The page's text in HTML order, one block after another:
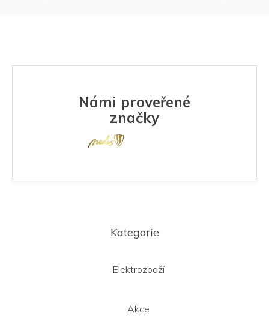
Námi proveřené
značky
Kategorie
Elektrozboží
Akce